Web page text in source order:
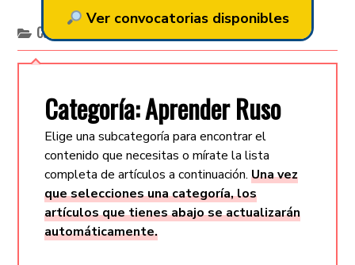
Ver convocatorias disponibles
Categoría:
Categoría: Aprender Ruso
Elige una subcategoría para encontrar el
contenido que necesitas o mírate la lista
completa de artículos a continuación.Una vez
que selecciones una categoría, los
artículos que tienes abajo se actualizarán
automáticamente.